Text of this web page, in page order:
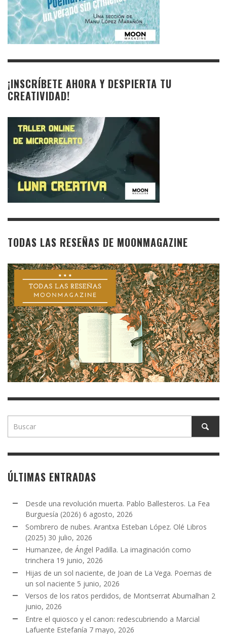
¡INSCRÍBETE AHORA Y DESPIERTA TU
CREATIVIDAD!
TODAS LAS RESEÑAS DE MOONMAGAZINE
ÚLTIMAS ENTRADAS
Desde una revolución muerta. Pablo Ballesteros. La Fea
Burguesía (2026) 6 agosto, 2026
Sombrero de nubes. Arantxa Esteban López. Olé Libros
(2025) 30 julio, 2026
Humanzee, de Ángel Padilla. La imaginación como
trinchera 19 junio, 2026
Hijas de un sol naciente, de Joan de La Vega. Poemas de
un sol naciente 5 junio, 2026
Versos de los ratos perdidos, de Montserrat Abumalhan 2
junio, 2026
Entre el quiosco y el canon: redescubriendo a Marcial
Lafuente Estefanía 7 mayo, 2026